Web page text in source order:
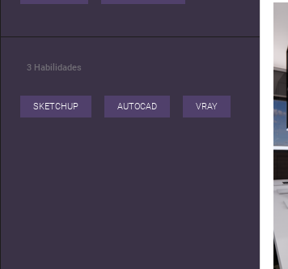
3 Habilidades
SKETCHUP AUTOCAD VRAY